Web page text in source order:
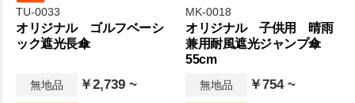
TU-0033
オリジナル ゴルフベーシ
ック遮光長傘
無地品 ￥2,739 ~
MK-0018
オリジナル 子供用 晴雨
兼用耐風遮光ジャンプ傘
55cm
無地品 ￥754 ~